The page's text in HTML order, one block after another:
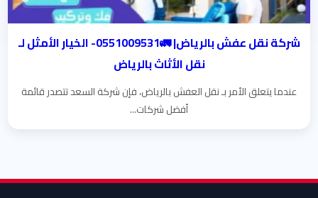
شركة نقل عفش بالرياض| 🚛0551009531- الخيار الأمثل لـ
نقل الأثاث بالرياض
عندما يتعلق الأمر بـ نقل العفش بالرياض، فإن شركة السعد تتصدر قائمة
أفضل شركات...